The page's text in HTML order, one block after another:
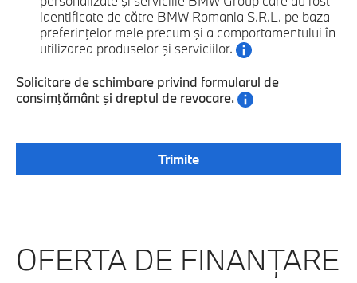
identificate de către BMW Romania S.R.L. pe baza
preferinţelor mele precum şi a comportamentului în
utilizarea produselor şi serviciilor.
Solicitare de schimbare privind formularul de
consimţământ şi dreptul de revocare.
OFERTA DE FINANŢARE